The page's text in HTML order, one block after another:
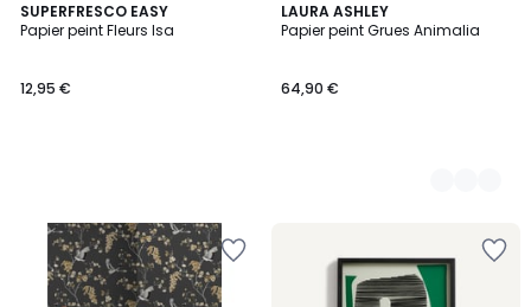
SUPERFRESCO EASY
Papier peint Fleurs Isa
12,95 €
LAURA ASHLEY
Papier peint Grues Animalia
64,90 €
2
Couleurs